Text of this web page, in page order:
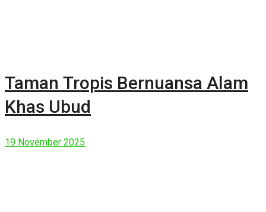
Taman Tropis Bernuansa Alam
Khas Ubud
19 November 2025